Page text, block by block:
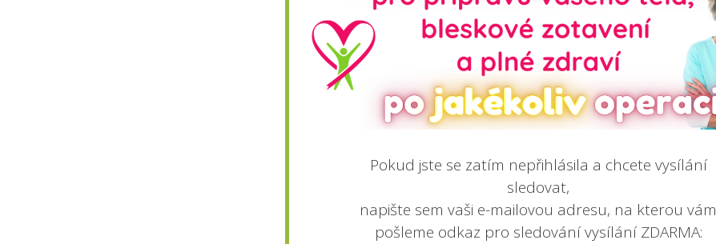
Pokud jste se zatím nepřihlásila a chcete vysílání
sledovat,
napište sem vaši e-mailovou adresu, na kterou vám
pošleme odkaz pro sledování vysílání ZDARMA: